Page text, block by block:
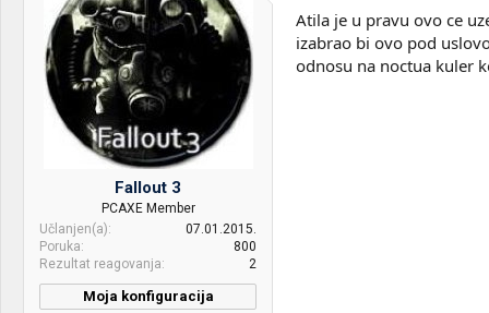
Case:
Lian Li 011 Dynamic - Bench
Table - Fractal Node 304
PSU:
Cooler Master V1200 -
Zalman 1000W - CM 500W
Mice &
keyboard:
MX Master 3, HyperX Alloy
Elite RGB Cherry MX Blue
OS & Browser: Windows 10
Fallout 3
PCAXE Member
Učlanjen(a)
07.01.2015.
Poruka
800
Rezultat reagovanja
2
Moja konfiguracija
Atila je u pravu ovo ce
izabrao bi ovo pod
odnosu na noctua kuler